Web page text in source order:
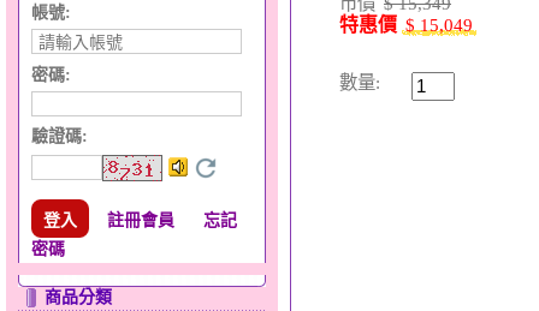
帳號:
密碼:
驗證碼:
註冊會員
忘記
密碼
商品分類
特惠價 $ 15,049
數量: